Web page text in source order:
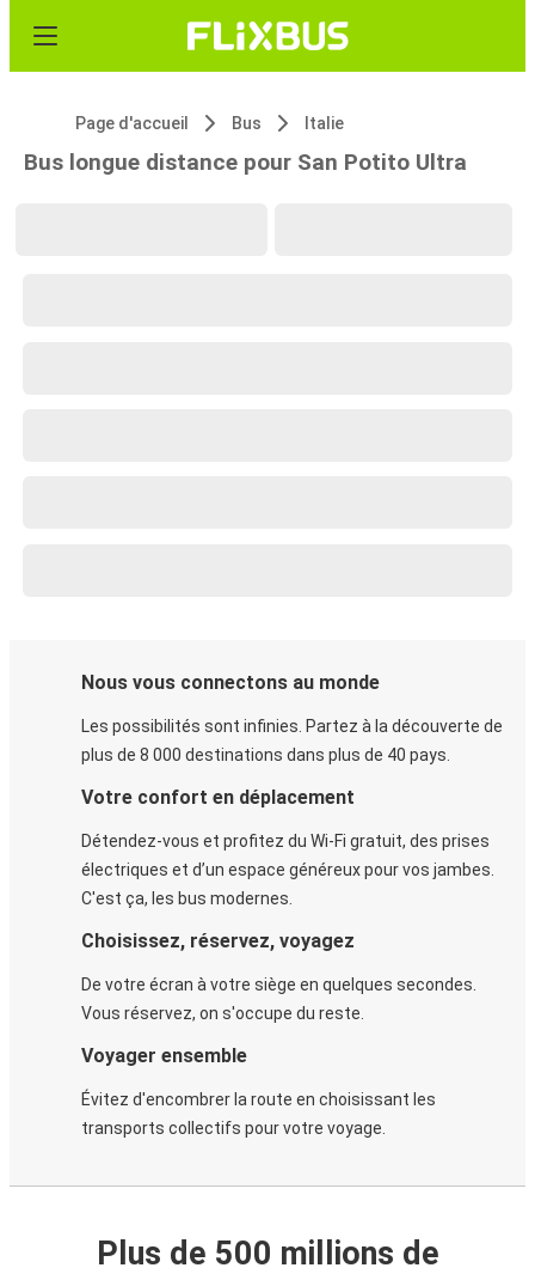
Page d'accueil Bus Italie
Bus longue distance pour San Potito Ultra
Nous vous connectons au monde
Les possibilités sont infinies. Partez à la découverte de
plus de 8 000 destinations dans plus de 40 pays.
Votre confort en déplacement
Détendez-vous et profitez du Wi-Fi gratuit, des prises
électriques et d’un espace généreux pour vos jambes.
C'est ça, les bus modernes.
Choisissez, réservez, voyagez
De votre écran à votre siège en quelques secondes.
Vous réservez, on s'occupe du reste.
Voyager ensemble
Évitez d'encombrer la route en choisissant les
transports collectifs pour votre voyage.
Plus de 500 millions de